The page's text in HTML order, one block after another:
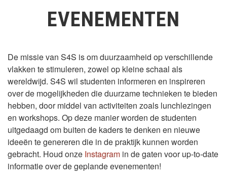
EVENEMENTEN
De missie van S4S is om duurzaamheid op verschillende
vlakken te stimuleren, zowel op kleine schaal als
wereldwijd. S4S wil studenten informeren en inspireren
over de mogelijkheden die duurzame technieken te bieden
hebben, door middel van activiteiten zoals lunchlezingen
en workshops. Op deze manier worden de studenten
uitgedaagd om buiten de kaders te denken en nieuwe
ideeën te genereren die in de praktijk kunnen worden
gebracht. Houd onze Instagram in de gaten voor up-to-date
informatie over de geplande evenementen!